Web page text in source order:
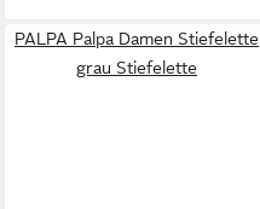
PALPA Palpa Damen Stiefelette
grau Stiefelette